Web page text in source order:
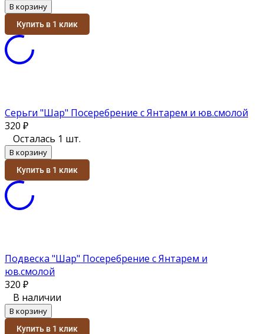
В корзину
Купить в 1 клик
Серьги "Шар" Посеребрение с Янтарем и юв.смолой
320 ₽
Осталась 1 шт.
В корзину
Купить в 1 клик
Подвеска "Шар" Посеребрение с Янтарем и
юв.смолой
320 ₽
В наличии
В корзину
Купить в 1 клик